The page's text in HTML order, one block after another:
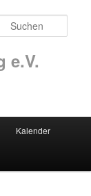
e.V.
Kalender